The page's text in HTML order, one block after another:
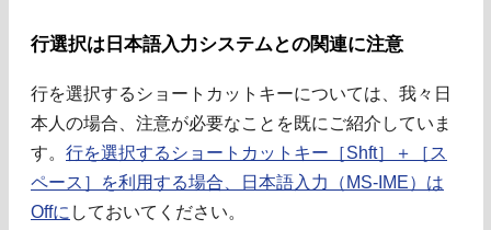
行選択は日本語入力システムとの関連に注意
行を選択するショートカットキーについては、我々日
本人の場合、注意が必要なことを既にご紹介していま
す。 行を選択するショートカットキー［Shft］＋［ス
ペース］を利用する場合、日本語入力（MS-IME）は
Offに しておいてください。